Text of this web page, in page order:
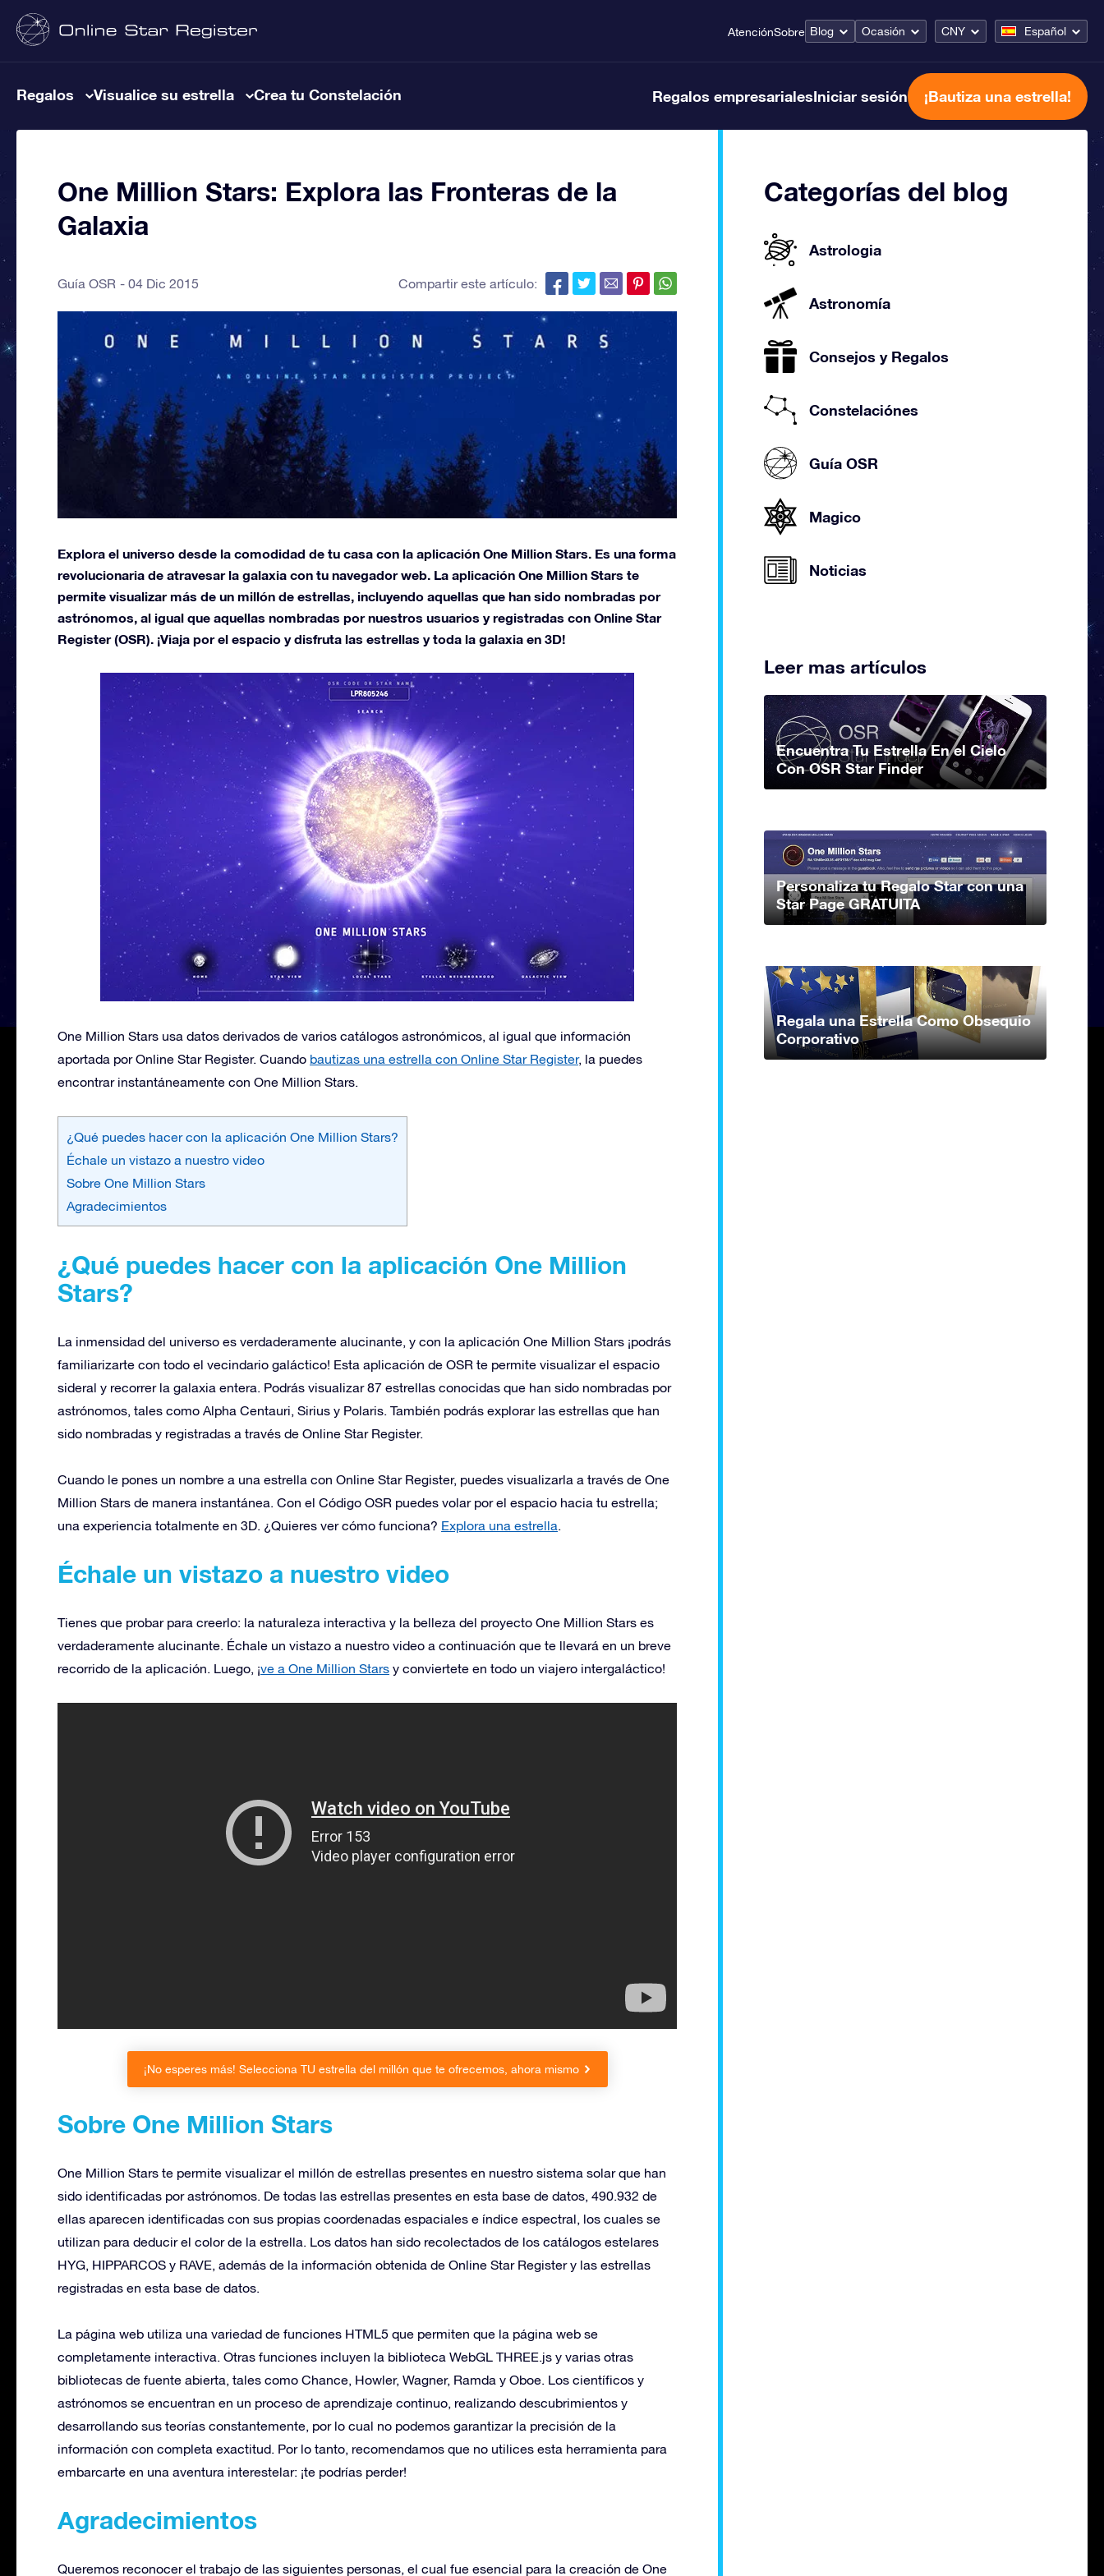
AtenciónSobre Blog Ocasión CNY Español
Regalos Visualice su estrella Crea tu Constelación Regalos empresarialesIniciar sesión ¡Bautiza una estrella!
One Million Stars: Explora las Fronteras de la
Galaxia
Guía OSR 04 Dic 2015 Compartir este artículo:
Explora el universo desde la comodidad de tu casa con la aplicación One Million Stars. Es una forma
revolucionaria de atravesar la galaxia con tu navegador web. La aplicación One Million Stars te
permite visualizar más de un millón de estrellas, incluyendo aquellas que han sido nombradas por
astrónomos, al igual que aquellas nombradas por nuestros usuarios y registradas con Online Star
Register (OSR). ¡Viaja por el espacio y disfruta las estrellas y toda la galaxia en 3D!
One Million Stars usa datos derivados de varios catálogos astronómicos, al igual que información
aportada por Online Star Register. Cuando bautizas una estrella con Online Star Register, la puedes
encontrar instantáneamente con One Million Stars.
¿Qué puedes hacer con la aplicación One Million Stars?
Échale un vistazo a nuestro video
Sobre One Million Stars
Agradecimientos
¿Qué puedes hacer con la aplicación One Million
Stars?
La inmensidad del universo es verdaderamente alucinante, y con la aplicación One Million Stars ¡podrás
familiarizarte con todo el vecindario galáctico! Esta aplicación de OSR te permite visualizar el espacio
sideral y recorrer la galaxia entera. Podrás visualizar 87 estrellas conocidas que han sido nombradas por
astrónomos, tales como Alpha Centauri, Sirius y Polaris. También podrás explorar las estrellas que han
sido nombradas y registradas a través de Online Star Register.
Cuando le pones un nombre a una estrella con Online Star Register, puedes visualizarla a través de One
Million Stars de manera instantánea. Con el Código OSR puedes volar por el espacio hacia tu estrella;
una experiencia totalmente en 3D. ¿Quieres ver cómo funciona? Explora una estrella.
Échale un vistazo a nuestro video
Tienes que probar para creerlo: la naturaleza interactiva y la belleza del proyecto One Million Stars es
verdaderamente alucinante. Échale un vistazo a nuestro video a continuación que te llevará en un breve
recorrido de la aplicación. Luego, ¡ve a One Million Stars y conviertete en todo un viajero intergaláctico!
¡No esperes más! Selecciona TU estrella del millón que te ofrecemos, ahora mismo
Sobre One Million Stars
One Million Stars te permite visualizar el millón de estrellas presentes en nuestro sistema solar que han
sido identificadas por astrónomos. De todas las estrellas presentes en esta base de datos, 490.932 de
ellas aparecen identificadas con sus propias coordenadas espaciales e índice espectral, los cuales se
utilizan para deducir el color de la estrella. Los datos han sido recolectados de los catálogos estelares
HYG, HIPPARCOS y RAVE, además de la información obtenida de Online Star Register y las estrellas
registradas en esta base de datos.
La página web utiliza una variedad de funciones HTML5 que permiten que la página web se
completamente interactiva. Otras funciones incluyen la biblioteca WebGL THREE.js y varias otras
bibliotecas de fuente abierta, tales como Chance, Howler, Wagner, Ramda y Oboe. Los científicos y
astrónomos se encuentran en un proceso de aprendizaje continuo, realizando descubrimientos y
desarrollando sus teorías constantemente, por lo cual no podemos garantizar la precisión de la
información con completa exactitud. Por lo tanto, recomendamos que no utilices esta herramienta para
embarcarte en una aventura interestelar: ¡te podrías perder!
Agradecimientos
Queremos reconocer el trabajo de las siguientes personas, el cual fue esencial para la creación de One
Categorías del blog
Astrologia
Astronomía
Consejos y Regalos
Constelaciónes
Guía OSR
Magico
Noticias
Leer mas artículos
Encuentra Tu Estrella En el Cielo
Con OSR Star Finder
Personaliza tu Regalo Star con una
Star Page GRATUITA
Regala una Estrella Como Obsequio
Corporativo